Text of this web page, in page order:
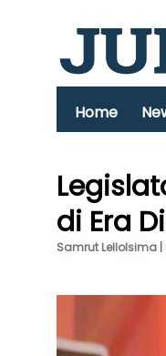
Home
di Era
Samrut Lellolsima |